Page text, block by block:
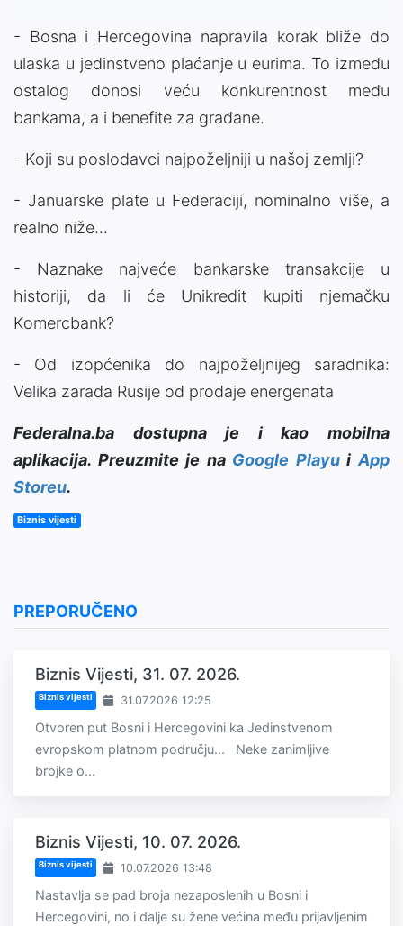
- Bosna i Hercegovina napravila korak bliže do
ulaska u jedinstveno plaćanje u eurima. To između
ostalog donosi veću konkurentnost među
bankama, a i benefite za građane.
- Koji su poslodavci najpoželjniji u našoj zemlji?
- Januarske plate u Federaciji, nominalno više, a
realno niže...
- Naznake najveće bankarske transakcije u
historiji, da li će Unikredit kupiti njemačku
Komercbank?
- Od izopćenika do najpoželjnijeg saradnika:
Velika zarada Rusije od prodaje energenata
Federalna.ba dostupna je i kao mobilna
aplikacija. Preuzmite je na Google PlayuiApp
Storeu.
Biznis vijesti
PREPORUČENO
Biznis Vijesti, 31. 07. 2026.
Biznis vijesti 31.07.2026 12:25
Otvoren put Bosni i Hercegovini ka Jedinstvenom
evropskom platnom području... Neke zanimljive
brojke o...
Biznis Vijesti, 10. 07. 2026.
Biznis vijesti 10.07.2026 13:48
Nastavlja se pad broja nezaposlenih u Bosni i
Hercegovini, no i dalje su žene većina među prijavljenim